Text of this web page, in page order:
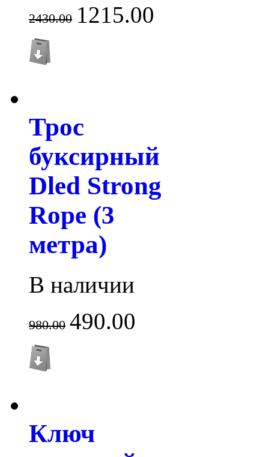
2430.00 1215.00
Трос
буксирный
Dled Strong
Rope (3
метра)
В наличии
980.00 490.00
Ключ